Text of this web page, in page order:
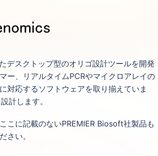
デスクトップ型のオリゴ設計ツールを開発
ー、リアルタイムPCRやマイクロアレイの
対応するソフトウェアを取り揃えていま
計します。
こに記載のないPREMIER Biosoft社製品も
さい。